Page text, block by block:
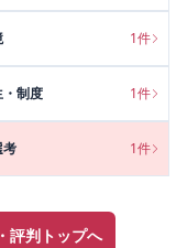
1件
制度 1件
考 1件
評判トップへ